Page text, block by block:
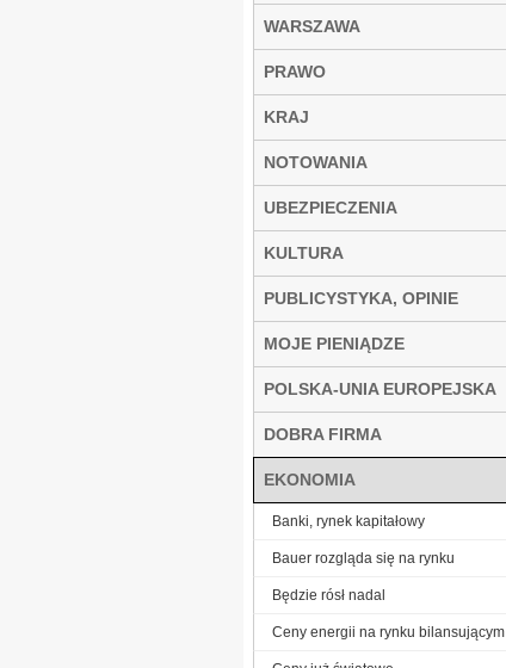
WARSZAWA
PRAWO
KRAJ
NOTOWANIA
UBEZPIECZENIA
KULTURA
PUBLICYSTYKA, OPINIE
MOJE PIENIĄDZE
POLSKA-UNIA EUROPEJSKA
DOBRA FIRMA
EKONOMIA
Banki, rynek kapitałowy
Bauer rozgląda się na rynku
Będzie rósł nadal
Ceny energii na rynku bilansującym